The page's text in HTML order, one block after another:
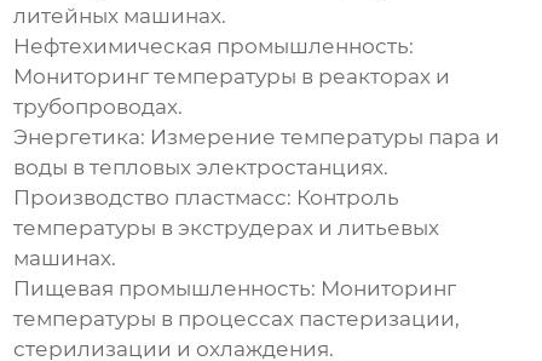
литейных машинах.
Нефтехимическая промышленность:
Мониторинг температуры в реакторах и
трубопроводах.
Энергетика: Измерение температуры пара и
воды в тепловых электростанциях.
Производство пластмасс: Контроль
температуры в экструдерах и литьевых
машинах.
Пищевая промышленность: Мониторинг
температуры в процессах пастеризации,
стерилизации и охлаждения.